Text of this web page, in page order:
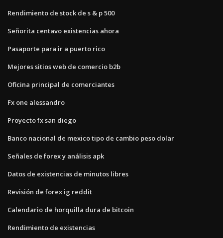
Rendimiento de stock de s & p 500
Señorita centavo existencias ahora
Pasaporte para ir a puerto rico
Mejores sitios web de comercio b2b
Oficina principal de comerciantes
Fx one alessandro
Proyecto fx san diego
Banco nacional de mexico tipo de cambio peso dolar
Señales de forex y análisis apk
Datos de existencias de minutos libres
Revisión de forex ig reddit
Calendario de horquilla dura de bitcoin
Rendimiento de existencias